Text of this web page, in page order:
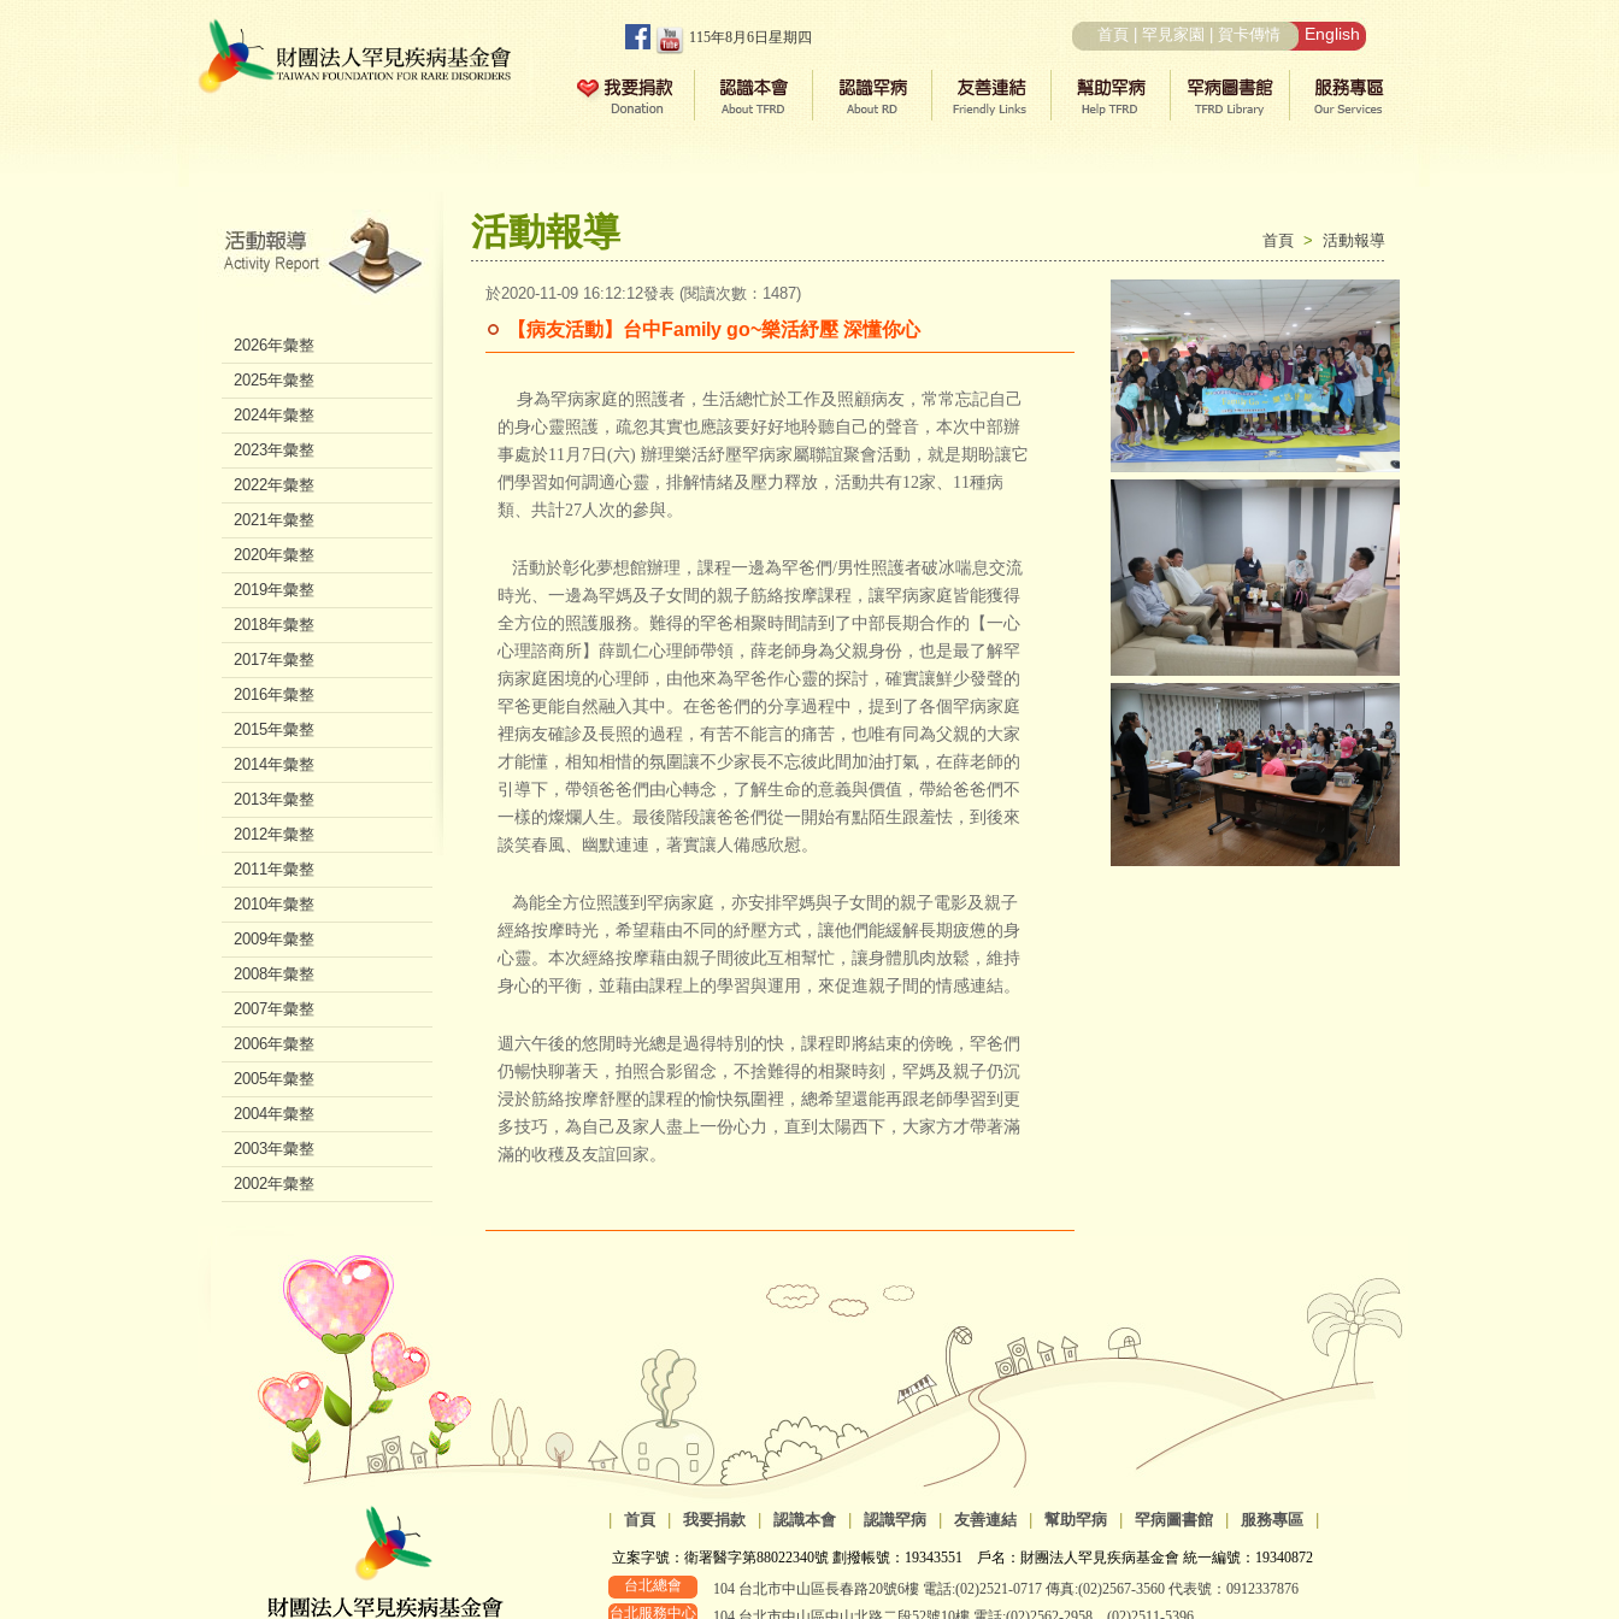
115年8月6日星期四 首頁 罕見家園 賀卡傳情 English
活動報導 首頁 > 活動報導
於2020-11-09 16:12:12發表 (閱讀次數：1487)
【病友活動】台中Family go~樂活紓壓 深懂你心
身為罕病家庭的照護者，生活總忙於工作及照顧病友，常常忘記自己
的身心靈照護，疏忽其實也應該要好好地聆聽自己的聲音，本次中部辦
事處於11月7日(六) 辦理樂活紓壓罕病家屬聯誼聚會活動，就是期盼讓它
們學習如何調適心靈，排解情緒及壓力釋放，活動共有12家、11種病
類、共計27人次的參與。
活動於彰化夢想館辦理，課程一邊為罕爸們/男性照護者破冰喘息交流
時光、一邊為罕媽及子女間的親子筋絡按摩課程，讓罕病家庭皆能獲得
全方位的照護服務。難得的罕爸相聚時間請到了中部長期合作的【一心
心理諮商所】薛凱仁心理師帶領，薛老師身為父親身份，也是最了解罕
病家庭困境的心理師，由他來為罕爸作心靈的探討，確實讓鮮少發聲的
罕爸更能自然融入其中。在爸爸們的分享過程中，提到了各個罕病家庭
裡病友確診及長照的過程，有苦不能言的痛苦，也唯有同為父親的大家
才能懂，相知相惜的氛圍讓不少家長不忘彼此間加油打氣，在薛老師的
引導下，帶領爸爸們由心轉念，了解生命的意義與價值，帶給爸爸們不
一樣的燦爛人生。最後階段讓爸爸們從一開始有點陌生跟羞怯，到後來
談笑春風、幽默連連，著實讓人備感欣慰。
為能全方位照護到罕病家庭，亦安排罕媽與子女間的親子電影及親子
經絡按摩時光，希望藉由不同的紓壓方式，讓他們能緩解長期疲憊的身
心靈。本次經絡按摩藉由親子間彼此互相幫忙，讓身體肌肉放鬆，維持
身心的平衡，並藉由課程上的學習與運用，來促進親子間的情感連結。
週六午後的悠閒時光總是過得特別的快，課程即將結束的傍晚，罕爸們
仍暢快聊著天，拍照合影留念，不捨難得的相聚時刻，罕媽及親子仍沉
浸於筋絡按摩舒壓的課程的愉快氛圍裡，總希望還能再跟老師學習到更
多技巧，為自己及家人盡上一份心力，直到太陽西下，大家方才帶著滿
滿的收穫及友誼回家。
2026年彙整
2025年彙整
2024年彙整
2023年彙整
2022年彙整
2021年彙整
2020年彙整
2019年彙整
2018年彙整
2017年彙整
2016年彙整
2015年彙整
2014年彙整
2013年彙整
2012年彙整
2011年彙整
2010年彙整
2009年彙整
2008年彙整
2007年彙整
2006年彙整
2005年彙整
2004年彙整
2003年彙整
2002年彙整
首頁 我要捐款 認識本會 認識罕病 友善連結 幫助罕病 罕病圖書館 服務專區
立案字號：衛署醫字第88022340號 劃撥帳號：19343551 戶名：財團法人罕見疾病基金會 統一編號：19340872
台北總會
104 台北市中山區長春路20號6樓 電話:(02)2521-0717 傳真:(02)2567-3560 代表號：0912337876
台北服務中心